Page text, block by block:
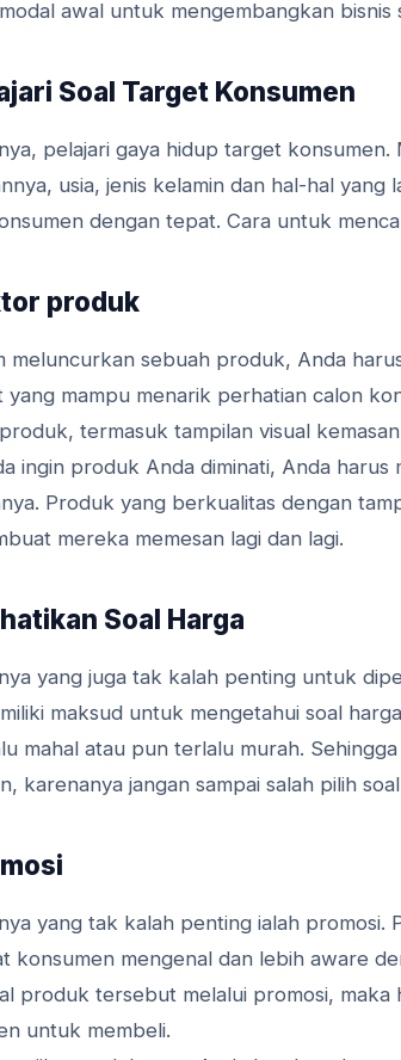
awal untuk mengembangkan bisnis
Soal Target Konsumen
pelajari gaya hidup target
usia, jenis kelamin dan hal-hal
dengan tepat. Cara untuk
produk
meluncurkan sebuah produk, Anda
mampu menarik perhatian calon
termasuk tampilan visual
ingin produk Anda diminati, Anda
Produk yang berkualitas dengan
mereka memesan lagi dan lagi.
Soal Harga
yang juga tak kalah penting untuk
maksud untuk mengetahui soal
mahal atau pun terlalu murah.
karenanya jangan sampai salah pilih
yang tak kalah penting ialah promosi.
konsumen mengenal dan lebih aware
produk tersebut melalui promosi,
untuk membeli.